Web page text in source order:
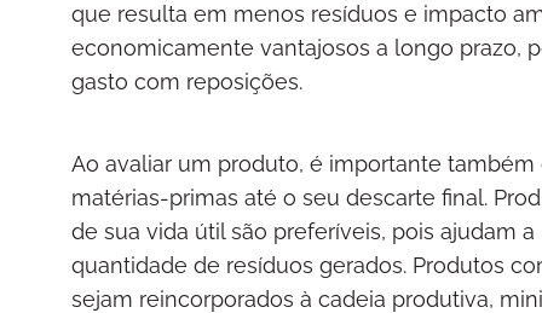
que resulta em menos resíduos e impacto
economicamente vantajosos a longo prazo,
gasto com reposições.
Ao avaliar um produto, é importante
matérias-primas até o seu descarte final.
de sua vida útil são preferíveis, pois ajudam
quantidade de resíduos gerados. Produtos
sejam reincorporados à cadeia produtiva,